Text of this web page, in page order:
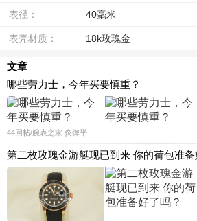
表径： 40毫米
表壳材质： 18k玫瑰金
文章
哪些劳力士，今年买要慎重？
44回帖/腕表之家 炎弹平
第二枚玫瑰金游艇现已到来 你的荷包准备